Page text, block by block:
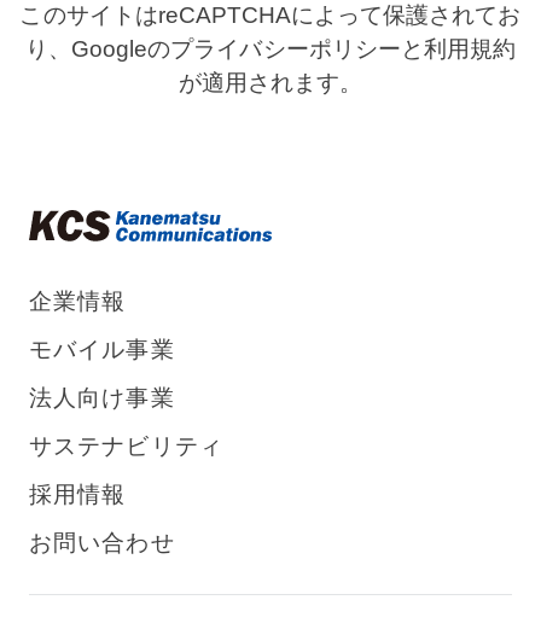
法令に基づく場合
人の生命､身体または財産の保護のために必要があ
る場合であって、本人の同意を得ることが困難である
受けた者が法令の定める事務を遂行することに対して
協力する必要がある場合であって、本人の同意を得る
るとき。
個人データの委託
お預かりした個人データの取扱いの全部または一部を
委託する場合があります。委託先については、十分な
個人情報保護基準を満たしている委託先を選定し、個
人情報保護に関する契約を締結したうえで委託しま
個人情報をご提供いただくかはご本人様の任意でござ
ず、個人情報をご提供いただけない場合、お問い合わ
このサイトはreCAPTCHAによって保護されてお
り、Googleのプライバシーポリシーと利用規約
が適用されます。
企業情報
モバイル事業
法人向け事業
サステナビリティ
採用情報
お問い合わせ